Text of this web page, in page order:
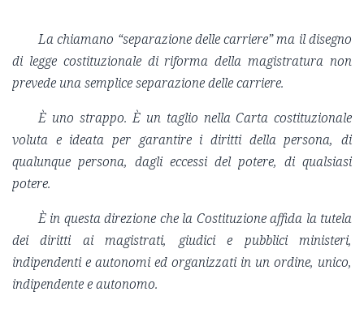
La chiamano “separazione delle carriere” ma il disegno
di legge costituzionale di riforma della magistratura non
prevede una semplice separazione delle carriere.
È uno strappo. È un taglio nella Carta costituzionale
voluta e ideata per garantire i diritti della persona, di
qualunque persona, dagli eccessi del potere, di qualsiasi
potere.
È in questa direzione che la Costituzione affida la tutela
dei diritti ai magistrati, giudici e pubblici ministeri,
indipendenti e autonomi ed organizzati in un ordine, unico,
indipendente e autonomo.